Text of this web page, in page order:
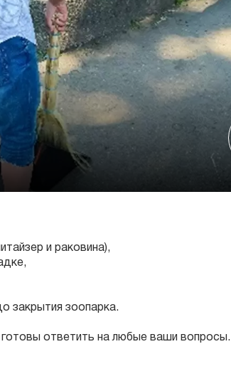
и раковина),
закрытия зоопарка.
ответить на любые ваши вопросы.